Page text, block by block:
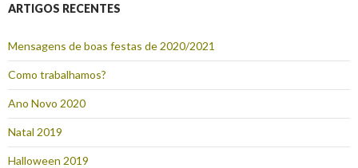
ARTIGOS RECENTES
Mensagens de boas festas de 2020/2021
Como trabalhamos?
Ano Novo 2020
Natal 2019
Halloween 2019